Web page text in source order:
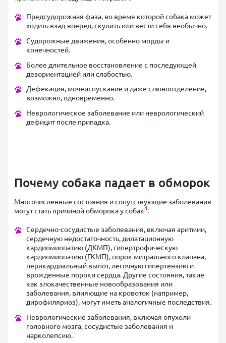
Предсудорожная фаза, во время которой собака может
ходить взад-вперед, скулить или вести себя необычно.
Судорожные движения, особенно морды и
конечностей.
Более длительное восстановление с последующей
дезориентацией или слабостью.
Дефекация, мочеиспускание и даже слюноотделение,
возможно, одновременно.
Неврологическое заболевание или неврологический
дефицит после припадка.
Почему собака падает в обморок
Многочисленные состояния и сопутствующие заболевания
могут стать причиной обморока у собак4:
Сердечно-сосудистые заболевания, включая аритмии,
сердечную недостаточность, дилатационную
кардиомиопатию (ДКМП), гипертрофическую
кардиомиопатию (ГКМП), порок митрального клапана,
перикардиальный выпот, легочную гипертензию и
врожденные пороки сердца. Другие состояния, такие
как злокачественные новообразования или
заболевания, влияющие на кровоток (например,
дирофиляриоз), могут иметь аналогичные последствия.
Неврологические заболевания, включая опухоли
головного мозга, сосудистые заболевания и
нарколепсию.